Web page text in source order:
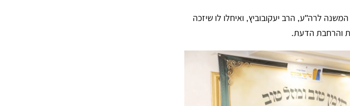
לרה"ע, הרב יעקובוביץ, ואיחלו לו שיזכה
והרחבת הדעת.